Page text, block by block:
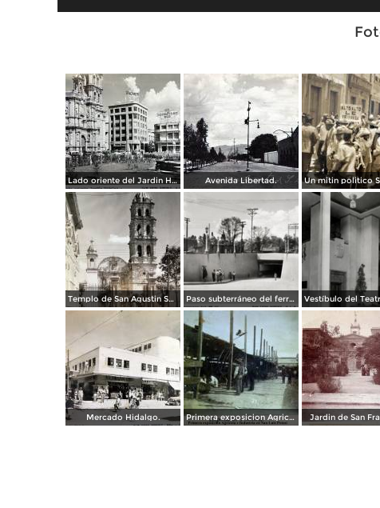
Lado oriente del Jardin Hidalgo. ( Circulada el 12 de Julio de 1957 ). Avenida Libertad.
Templo de San Agustin San Luis Potosí Paso subterráneo del ferrocarril
Mercado Hidalgo. Primera exposicion Agricola e Industria en San Luis Potosi 15 de Septiembrede1906 Jardin de San